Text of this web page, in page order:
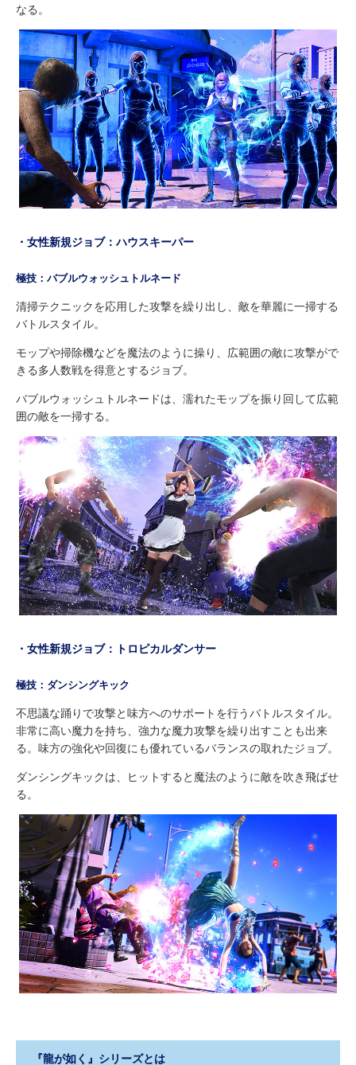
なる。
・女性新規ジョブ：ハウスキーパー
極技：バブルウォッシュトルネード
清掃テクニックを応用した攻撃を繰り出し、敵を華麗に一掃する
バトルスタイル。
モップや掃除機などを魔法のように操り、広範囲の敵に攻撃がで
きる多人数戦を得意とするジョブ。
バブルウォッシュトルネードは、濡れたモップを振り回して広範
囲の敵を一掃する。
・女性新規ジョブ：トロピカルダンサー
極技：ダンシングキック
不思議な踊りで攻撃と味方へのサポートを行うバトルスタイル。
非常に高い魔力を持ち、強力な魔力攻撃を繰り出すことも出来
る。味方の強化や回復にも優れているバランスの取れたジョブ。
ダンシングキックは、ヒットすると魔法のように敵を吹き飛ばせ
る。
『龍が如く』シリーズとは